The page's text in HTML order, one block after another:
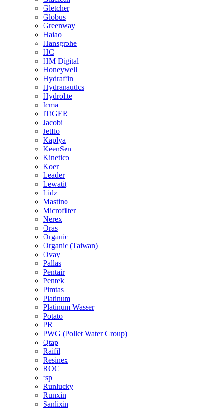
Gletcher
Globus
Greenway
Haiao
Hansgrohe
HC
HM Digital
Honeywell
Hydraffin
Hydranautics
Hydrolite
Icma
ITiGER
Jacobi
Jetflo
Kaplya
KeenSen
Kinetico
Koer
Leader
Lewatit
Lidz
Mastino
Microfilter
Nerex
Oras
Organic
Organic (Taiwan)
Ovay
Pallas
Pentair
Pentek
Pimtas
Platinum
Platinum Wasser
Potato
PR
PWG (Pollet Water Group)
Qtap
Raifil
Resinex
ROC
rsp
Runlucky
Runxin
Sanlixin